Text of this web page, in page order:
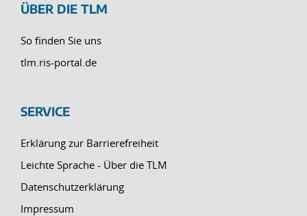
ÜBER DIE TLM
So finden Sie uns
tlm.ris-portal.de
SERVICE
Erklärung zur Barrierefreiheit
Leichte Sprache - Über die TLM
Datenschutzerklärung
Impressum